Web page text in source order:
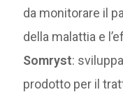
da monitorare il
della malattia e
Somryst:
prodotto per il